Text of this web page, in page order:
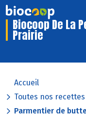
Biocoop De La
Prairie
Accueil
Toutes nos recettes
Parmentier de